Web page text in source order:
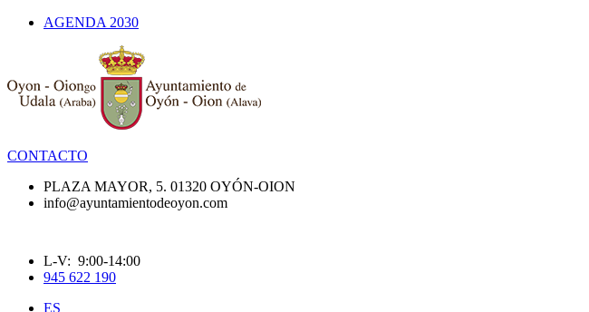
AGENDA 2030
CONTACTO
PLAZA MAYOR, 5. 01320 OYÓN-OION
info@ayuntamientodeoyon.com
L-V: 9:00-14:00
945 622 190
ES